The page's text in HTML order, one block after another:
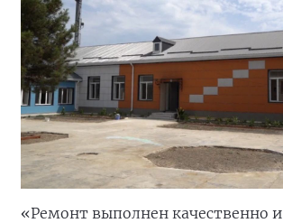
«Ремонт выполнен качественно